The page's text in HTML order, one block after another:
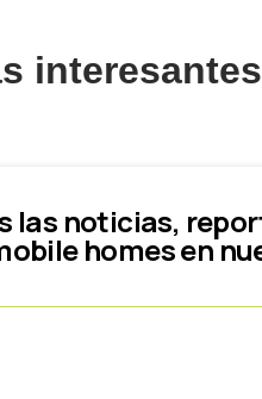
las noticias,
homes en